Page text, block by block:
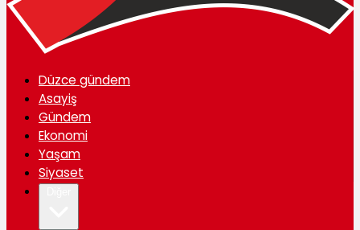
Düzce gündem
Asayiş
Gündem
Ekonomi
Yaşam
Siyaset